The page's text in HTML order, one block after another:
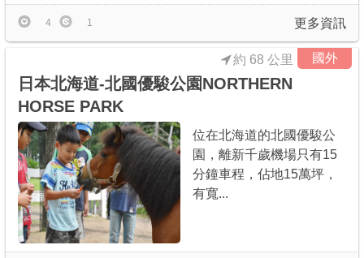
更多資訊
4 1
國外
約 68 公里
日本北海道-北國優駿公園NORTHERN
HORSE PARK
位在北海道的北國優駿公
園，離新千歲機場只有15
分鐘車程，佔地15萬坪，
有寬...